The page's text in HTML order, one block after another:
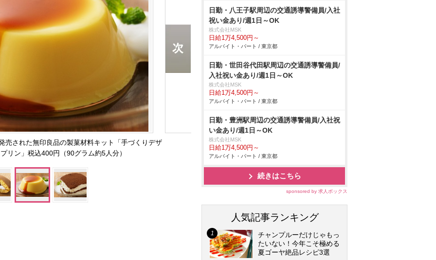
売された無印良品の製菓材料キット「手づくりデザ
リン」税込400円（90グラム約5人分）
日勤・八王子駅周辺の交通誘導警備員/入社
祝い金あり/週1日～OK
株式会社MSK
日給1万4,500円～
アルバイト・パート / 東京都
日勤・世田谷代田駅周辺の交通誘導警備員/
入社祝い金あり/週1日～OK
株式会社MSK
日給1万4,500円～
アルバイト・パート / 東京都
日勤・豊洲駅周辺の交通誘導警備員/入社祝
い金あり/週1日～OK
株式会社MSK
日給1万4,500円～
アルバイト・パート / 東京都
続きはこちら
sponsored by 求人ボックス
人気記事ランキング
チャンプルーだけじゃもっ
たいない！今年こそ極める
夏ゴーヤ絶品レシピ3選